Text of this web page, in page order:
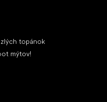
topánok
mýtov!